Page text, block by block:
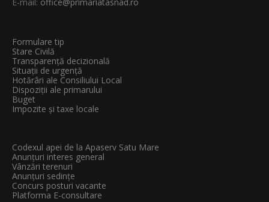
Formulare tip
Stare Civilă
Transparenţă decizională
Situații de urgență
Hotărâri ale Consiliului Local
Dispoziții ale primarului
Buget
Impozite și taxe locale
Codexul apei de la Apaserv Satu Mare
Anunțuri interes general
Vânzări terenuri
Anunțuri sedințe
Concurs posturi vacante
Platforma E-consultare